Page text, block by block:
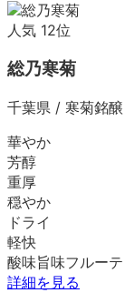
人気 12位
総乃寒菊
千葉県 / 寒菊銘醸
華やか
芳醇
重厚
穏やか
ドライ
軽快
酸味旨味フルーテ
詳細を見る